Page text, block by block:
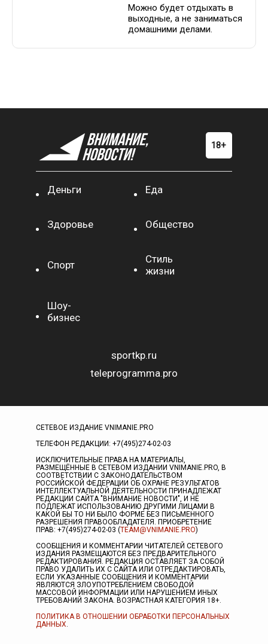
Можно будет отдыхать в
выходные, а не заниматься
домашними делами.
Деньги Еда
Здоровье Общество
Спорт
Стиль
жизни
Шоу-
бизнес
sportkp.ru
teleprogramma.pro
СЕТЕВОЕ ИЗДАНИЕ VNIMANIE.PRO
ТЕЛЕФОН РЕДАКЦИИ: +7(495)274-02-03
ИСКЛЮЧИТЕЛЬНЫЕ ПРАВА НА МАТЕРИАЛЫ,
РАЗМЕЩЁННЫЕ В СЕТЕВОМ ИЗДАНИИ VNIMANIE.PRO, В
СООТВЕТСТВИИ С ЗАКОНОДАТЕЛЬСТВОМ
РОССИЙСКОЙ ФЕДЕРАЦИИ ОБ ОХРАНЕ РЕЗУЛЬТАТОВ
ИНТЕЛЛЕКТУАЛЬНОЙ ДЕЯТЕЛЬНОСТИ ПРИНАДЛЕЖАТ
РЕДАКЦИИ САЙТА "ВНИМАНИЕ НОВОСТИ", И НЕ
ПОДЛЕЖАТ ИСПОЛЬЗОВАНИЮ ДРУГИМИ ЛИЦАМИ В
КАКОЙ БЫ ТО НИ БЫЛО ФОРМЕ БЕЗ ПИСЬМЕННОГО
РАЗРЕШЕНИЯ ПРАВООБЛАДАТЕЛЯ. ПРИОБРЕТЕНИЕ
ПРАВ: +7(495)274-02-03 (TEAM@VNIMANIE.PRO)
СООБЩЕНИЯ И КОММЕНТАРИИ ЧИТАТЕЛЕЙ СЕТЕВОГО
ИЗДАНИЯ РАЗМЕЩАЮТСЯ БЕЗ ПРЕДВАРИТЕЛЬНОГО
РЕДАКТИРОВАНИЯ. РЕДАКЦИЯ ОСТАВЛЯЕТ ЗА СОБОЙ
ПРАВО УДАЛИТЬ ИХ С САЙТА ИЛИ ОТРЕДАКТИРОВАТЬ,
ЕСЛИ УКАЗАННЫЕ СООБЩЕНИЯ И КОММЕНТАРИИ
ЯВЛЯЮТСЯ ЗЛОУПОТРЕБЛЕНИЕМ СВОБОДОЙ
МАССОВОЙ ИНФОРМАЦИИ ИЛИ НАРУШЕНИЕМ ИНЫХ
ТРЕБОВАНИЙ ЗАКОНА. ВОЗРАСТНАЯ КАТЕГОРИЯ 18+.
ПОЛИТИКА В ОТНОШЕНИИ ОБРАБОТКИ ПЕРСОНАЛЬНЫХ
ДАННЫХ.